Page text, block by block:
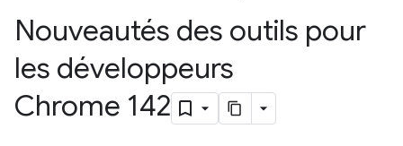
Nouveautés des outils pour
les développeurs
Chrome 142